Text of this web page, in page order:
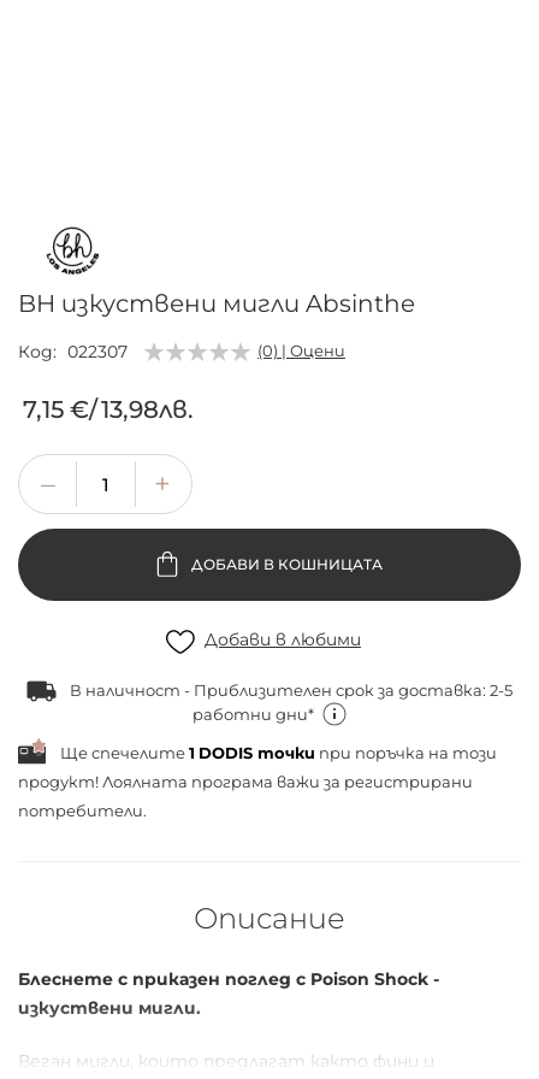
галерия
със
BH изкуствени мигли Absinthe
Код 022307 (0) | Оцени
7,15 €/13,98лв.
ДОБАВИ В КОШНИЦАТА
Добави в любими
В наличност - Приблизителен срок за доставка: 2-5
работни дни*
Ще спечелите1 DODIS точки при поръчка на този
продукт! Лоялната програма важи за регистрирани
потребители.
Описание
Блеснете с приказен поглед с Poison Shock -
изкуствени мигли.
Веган мигли, които предлагат както фини и